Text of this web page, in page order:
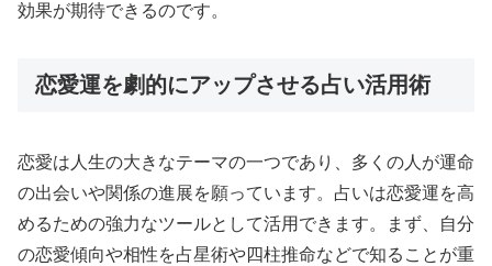
効果が期待できるのです。
恋愛運を劇的にアップさせる占い活用術
恋愛は人生の大きなテーマの一つであり、多くの人が運命
の出会いや関係の進展を願っています。占いは恋愛運を高
めるための強力なツールとして活用できます。まず、自分
の恋愛傾向や相性を占星術や四柱推命などで知ることが重